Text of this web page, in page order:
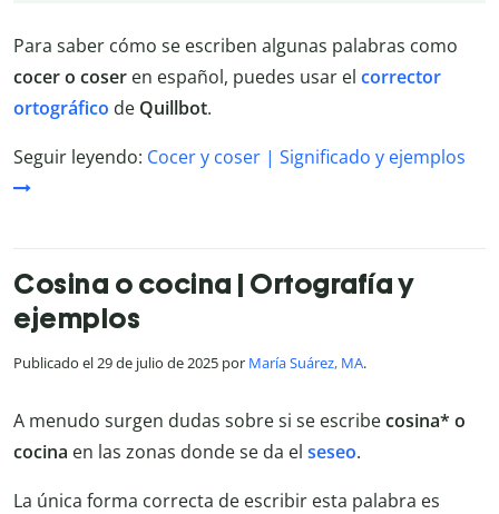
Para saber cómo se escriben algunas palabras como
cocero coser en español, puedes usar el corrector
ortográfico de Quillbot.
Seguir leyendo: Cocer y coser | Significado y ejemplos
Cosina o cocina | Ortografía y
ejemplos
Publicado el 29 de julio de 2025 por María Suárez, MA.
A menudo surgen dudas sobre si se escribecosina* o
cocina en las zonas donde se da el seseo.
La única forma correcta de escribir esta palabra es